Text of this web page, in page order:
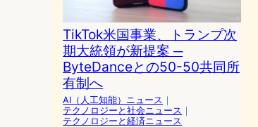
TikTok米国事業、トランプ次
期大統領が新提案 ─
ByteDanceとの50-50共同所
有制へ
AI（人工知能）ニュース ｜
テクノロジーと社会ニュース ｜
テクノロジーと経済ニュース